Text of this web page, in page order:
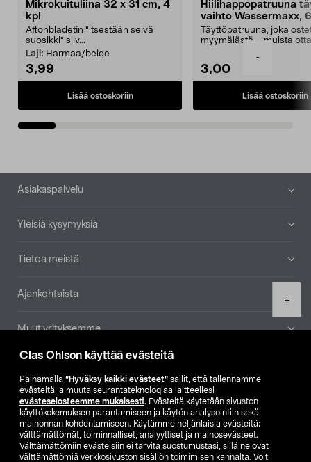
Clas Ohlson käyttää evästeitä
Painamalla ”Hyväksy kaikki evästeet” sallit, että tallennamme
evästeitä ja muuta seurantateknologiaa laitteellesi
evästeselosteemme mukaisesti. Evästeitä käytetään sivuston
käyttökokemuksen parantamiseen ja käytön analysointiin sekä
mainonnan kohdentamiseen. Käytämme neljänlaisia evästeitä:
välttämättömät, toiminnalliset, analyyttiset ja mainosevästeet.
Välttämättömiin evästeisiin ei tarvita suostumustasi, sillä ne ovat
välttämättömiä verkkosivuston sisällön toimimisen kannalta. Voit
-
+
Mikrokuituliina 32 x 31 cm, 4
kpl
Aftonbladetin "itsestään selvä
suosikki" siiv...
Laji: Harmaa/beige
3,99
Lisää ostoskoriin
Hiilihappopatruuna
vaihto Wassermaxx,
Täyttöpatruuna, joka
myymälästä – muista
3,00
Lisää ostoskoriin
Alatunniste
Asiakaspalvelu
Yleisiä kysymyksiä
Tietoa meistä
Ajankohtaista
Muut yrityksemme
Etsi myymälä
SE NO FI
FI SV